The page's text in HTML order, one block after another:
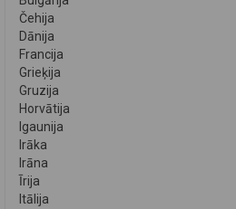
Čehija
Dānija
Francija
Grieķija
Gruzija
Horvātija
Igaunija
Irāka
Irāna
Īrija
Itālija